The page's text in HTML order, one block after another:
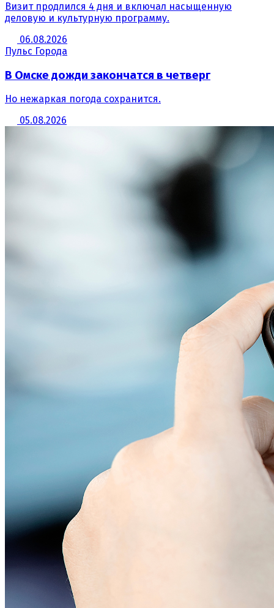
Визит продлился 4 дня и включал насыщенную
деловую и культурную программу.
06.08.2026
Пульс Города
В Омске дожди закончатся в четверг
Но нежаркая погода сохранится.
05.08.2026